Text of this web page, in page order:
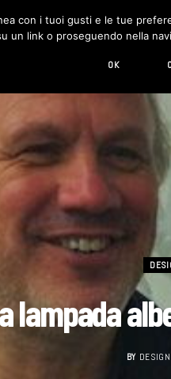
DESIGN LIVING
lampada
BY
con i tuoi gusti e le tue
un link o proseguendo nella
OK